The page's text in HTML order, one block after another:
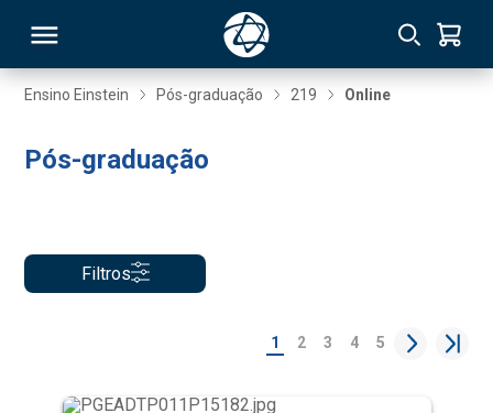
Ensino Einstein Pós-graduação 219 Online
Pós-graduação
Filtros
1 2 3 4 5